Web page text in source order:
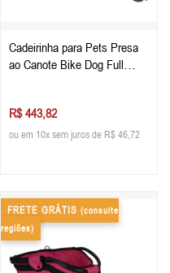
Cadeirinha para Pets Presa
ao Canote Bike Dog Full
R$ 443,82
ou em 10x sem juros de R$ 46,72
FRETE GRÁTIS (consulte
regiões)